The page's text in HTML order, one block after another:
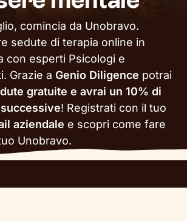
comincia da Unobravo.
sedute di terapia online in
con esperti Psicologi e
Grazie a Genio Diligence potrai
gratuite e avrai un 10% di
! Registrati con il tuo
aziendale e scopri come fare
Unobravo.